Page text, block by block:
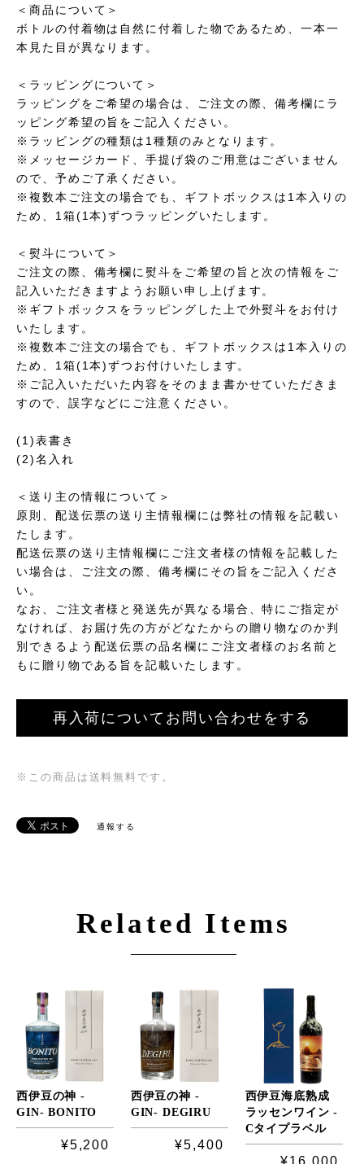
＜商品について＞
ボトルの付着物は自然に付着した物であるため、一本一
本見た目が異なります。
＜ラッピングについて＞
ラッピングをご希望の場合は、ご注文の際、備考欄にラ
ッピング希望の旨をご記入ください。
※ラッピングの種類は1種類のみとなります。
※メッセージカード、手提げ袋のご用意はございません
ので、予めご了承ください。
※複数本ご注文の場合でも、ギフトボックスは1本入りの
ため、1箱(1本)ずつラッピングいたします。
＜熨斗について＞
ご注文の際、備考欄に熨斗をご希望の旨と次の情報をご
記入いただきますようお願い申し上げます。
※ギフトボックスをラッピングした上で外熨斗をお付け
いたします。
※複数本ご注文の場合でも、ギフトボックスは1本入りの
ため、1箱(1本)ずつお付けいたします。
※ご記入いただいた内容をそのまま書かせていただきま
すので、誤字などにご注意ください。
(1)表書き
(2)名入れ
＜送り主の情報について＞
原則、配送伝票の送り主情報欄には弊社の情報を記載い
たします。
配送伝票の送り主情報欄にご注文者様の情報を記載した
い場合は、ご注文の際、備考欄にその旨をご記入くださ
い。
なお、ご注文者様と発送先が異なる場合、特にご指定が
なければ、お届け先の方がどなたからの贈り物なのか判
別できるよう配送伝票の品名欄にご注文者様のお名前と
もに贈り物である旨を記載いたします。
再入荷についてお問い合わせをする
※この商品は 送料無料 です。
通報する
Related Items
西伊豆の神 -
GIN- BONITO
¥5,200
西伊豆の神 -
GIN- DEGIRU
¥5,400
西伊豆海底熟成
ラッセンワイン -
Cタイプラベル